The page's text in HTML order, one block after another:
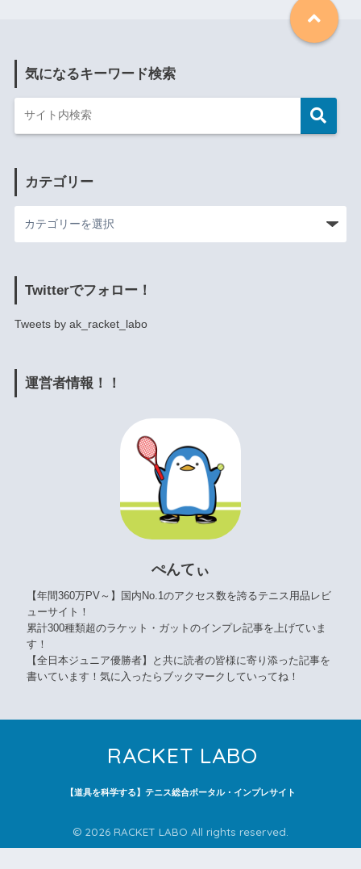
気になるキーワード検索
カテゴリー
Twitterでフォロー！
Tweets by ak_racket_labo
運営者情報！！
ぺんてぃ
【年間360万PV～】国内No.1のアクセス数を誇るテニス用品レビ
ューサイト！
累計300種類超のラケット・ガットのインプレ記事を上げていま
す！
【全日本ジュニア優勝者】と共に読者の皆様に寄り添った記事を
書いています！気に入ったらブックマークしていってね！
RACKET LABO
【道具を科学する】テニス総合ポータル・インプレサイト
© 2026 RACKET LABO All rights reserved.